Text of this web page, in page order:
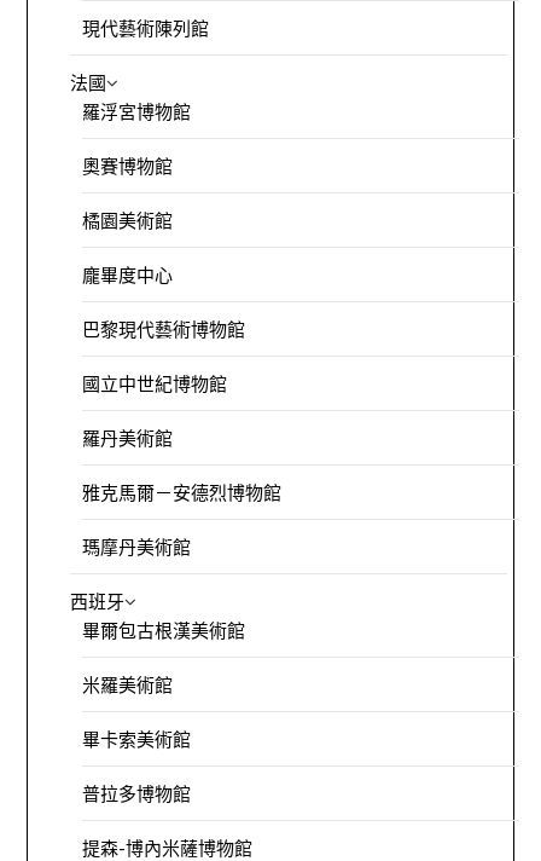
現代藝術陳列館
法國
羅浮宮博物館
奧賽博物館
橘園美術館
龐畢度中心
巴黎現代藝術博物館
國立中世紀博物館
羅丹美術館
雅克馬爾－安德烈博物館
瑪摩丹美術館
西班牙
畢爾包古根漢美術館
米羅美術館
畢卡索美術館
普拉多博物館
提森-博內米薩博物館